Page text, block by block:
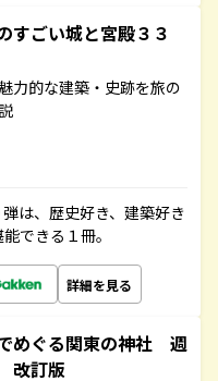
ごい城と宮殿３３
力的な建築・史跡を旅の
は、歴史好き、建築好き
できる１冊。
詳細を見る
めぐる関東の神社 週
改訂版